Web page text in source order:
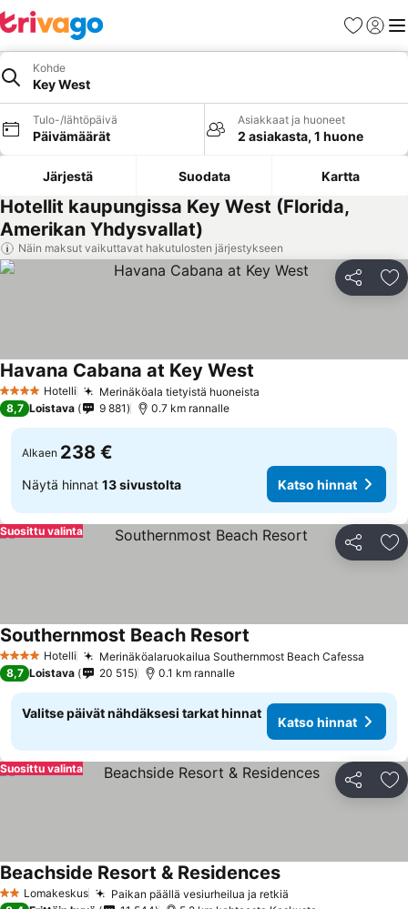
Suosikit
Kohde
Key West
Tulo-/lähtöpäivä
Päivämäärät
Asiakkaat ja huoneet
2 asiakasta, 1 huone
Järjestä Suodata Kartta
Hotellit kaupungissa Key West (Florida,
Amerikan Yhdysvallat)
Näin maksut vaikuttavat hakutulosten järjestykseen
Jaa
4 Tähtiluokitus
Hotelli Merinäköala tietyistä huoneista
Havana Cabana at Key West
8,7 Loistava 9 881 0.7 km rannalle
Alkaen 238 €
Näytä hinnat 13 sivustolta Katso hinnat
Jaa
Suosittu valinta
4 Tähtiluokitus
Hotelli Merinäköalaruokailua Southernmost Beach Cafessa
Southernmost Beach Resort
8,7 Loistava 20 515 0.1 km rannalle
Valitse päivät nähdäksesi tarkat hinnat
Katso hinnat
Jaa
Suosittu valinta
2 Tähtiluokitus
Lomakeskus Paikan päällä vesiurheilua ja retkiä
Beachside Resort & Residences